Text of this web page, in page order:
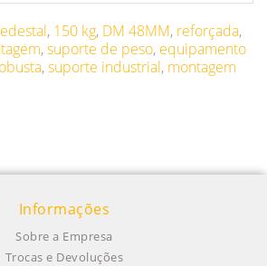
, 150 kg, DM 48MM, reforçada,
,suporte de peso, equipamento
,suporte industrial, montagem
Informações
Sobre a Empresa
Trocas e Devoluções